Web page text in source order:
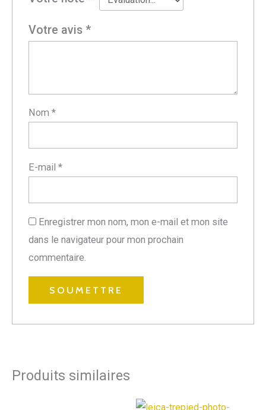
Votre avis*
Nom*
E-mail*
Enregistrer mon nom, mon e-mail et mon site
dans le navigateur pour mon prochain
commentaire.
Produits similaires